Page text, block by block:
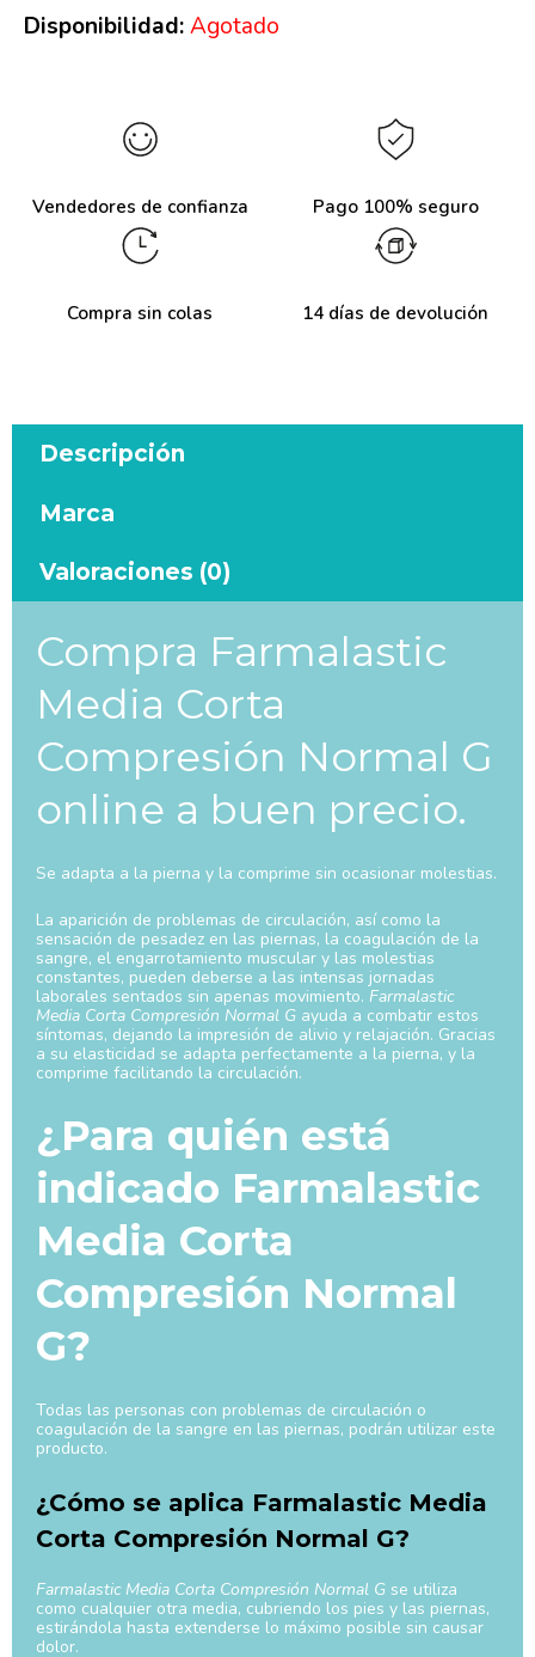
Disponibilidad:Agotado
Vendedores de confianza Pago 100% seguro
Compra sin colas 14 días de devolución
Descripción
Marca
Valoraciones (0)
Compra Farmalastic
Media Corta
Compresión Normal G
online a buen precio.
Se adapta a la pierna y la comprime sin ocasionar molestias.
La aparición de problemas de circulación, así como la
sensación de pesadez en las piernas, la coagulación de la
sangre, el engarrotamiento muscular y las molestias
constantes, pueden deberse a las intensas jornadas
laborales sentados sin apenas movimiento. Farmalastic
Media Corta Compresión Normal G ayuda a combatir estos
síntomas, dejando la impresión de alivio y relajación. Gracias
a su elasticidad se adapta perfectamente a la pierna, y la
comprime facilitando la circulación.
¿Para quién está
indicado Farmalastic
Media Corta
Compresión Normal
G?
Todas las personas con problemas de circulación o
coagulación de la sangre en las piernas, podrán utilizar este
producto.
¿Cómo se aplica Farmalastic Media
Corta Compresión Normal G?
Farmalastic Media Corta Compresión Normal G se utiliza
como cualquier otra media, cubriendo los pies y las piernas,
estirándola hasta extenderse lo máximo posible sin causar
dolor.